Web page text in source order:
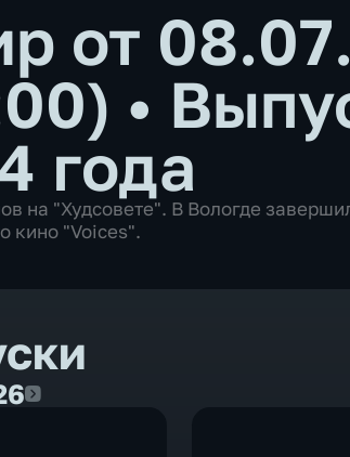
от
•
года
на "Худсовете". В Вологде
кино "Voices".
2026